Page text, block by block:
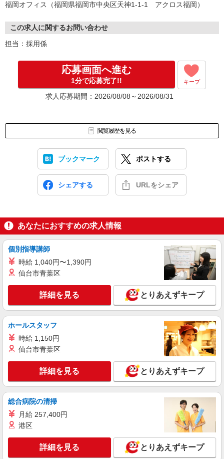
福岡オフィス（福岡県福岡市中央区天神1-1-1 アクロス福岡）
この求人に関するお問い合わせ
担当：採用係
応募画面へ進む
1分で応募完了!! キープ
求人応募期間：2026/08/08～2026/08/31
閲覧履歴を見る
ブックマーク ポストする
シェアする URLをシェア
あなたにおすすめの求人情報
個別指導講師
時給 1,040円〜1,390円
仙台市青葉区
詳細を見る とりあえずキープ
ホールスタッフ
時給 1,150円
仙台市青葉区
詳細を見る とりあえずキープ
総合病院の清掃
月給 257,400円
港区
詳細を見る とりあえずキープ